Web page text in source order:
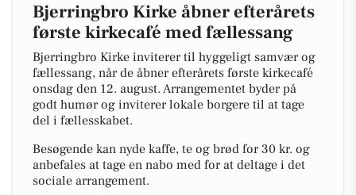
Bjerringbro Kirke åbner efterårets
første kirkecafé med fællessang
Bjerringbro Kirke inviterer til hyggeligt samvær og
fællessang, når de åbner efterårets første kirkecafé
onsdag den 12. august. Arrangementet byder på
godt humør og inviterer lokale borgere til at tage
del i fællesskabet.
Besøgende kan nyde kaffe, te og brød for 30 kr. og
anbefales at tage en nabo med for at deltage i det
sociale arrangement.